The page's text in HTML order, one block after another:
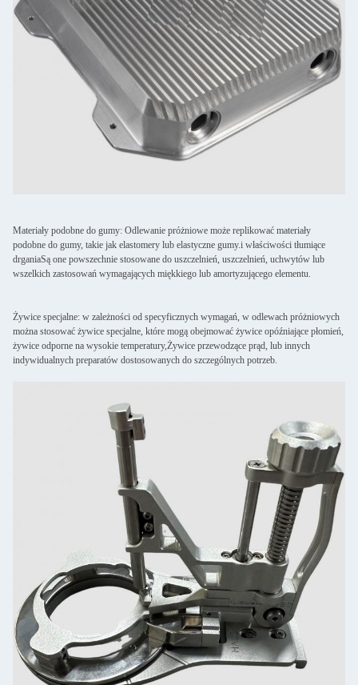
Materiały podobne do gumy: Odlewanie próżniowe może replikować materiały
podobne do gumy, takie jak elastomery lub elastyczne gumy.i właściwości tłumiące
drganiaSą one powszechnie stosowane do uszczelnień, uszczelnień, uchwytów lub
wszelkich zastosowań wymagających miękkiego lub amortyzującego elementu.
Żywice specjalne: w zależności od specyficznych wymagań, w odlewach próżniowych
można stosować żywice specjalne, które mogą obejmować żywice opóźniające płomień,
żywice odporne na wysokie temperatury,Żywice przewodzące prąd, lub innych
indywidualnych preparatów dostosowanych do szczególnych potrzeb.